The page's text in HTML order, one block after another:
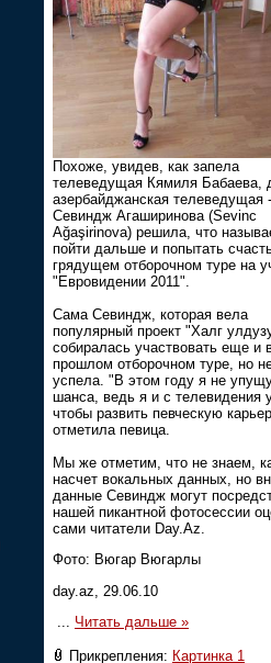
Похоже, увидев, как запела
телеведущая Кямиля Бабаева,
азербайджанская телеведущая -
Севиндж Агаширинова (Sevinc
Ağaşirinova) решила, что
пойти дальше и попытать
грядущем отборочном туре на
"Евровидении 2011".
Сама Севиндж, которая вела
популярный проект "Халг
собиралась участвовать еще и
прошлом отборочном туре, но
успела. "В этом году я не
шанса, ведь я и с телевидения
чтобы развить певческую
отметила певица.
Мы же отметим, что не знаем,
насчет вокальных данных, но
данные Севиндж могут
нашей пикантной фотосессии
сами читатели Day.Az.
Фото: Вюгар Вюгарлы
day.az, 29.06.10
Читать дальше »
Прикрепления: Картинка 1